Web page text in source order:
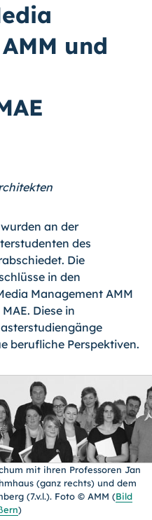
und
an der
des
Die
in den
Management AMM
Diese in
berufliche Perspektiven.
mit ihren Professoren Jan
(ganz rechts) und dem
(7.v.l.). Foto © AMM (Bild
)